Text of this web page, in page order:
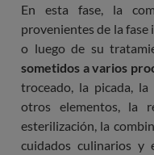
En esta fase, la
provenientes de la
o luego de su
sometidos a varios
troceado, la picada,
otros elementos, la
esterilización, la
cuidados culinarios y